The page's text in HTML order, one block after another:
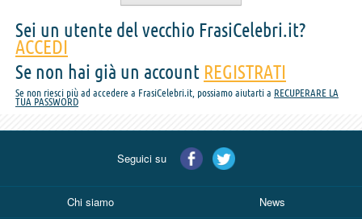
Sei un utente del vecchio FrasiCelebri.it?
ACCEDI
Se non hai già un account REGISTRATI
Se non riesci più ad accedere a FrasiCelebri.it, possiamo aiutarti a RECUPERARE LA
TUA PASSWORD
Seguici su
Chi siamo News